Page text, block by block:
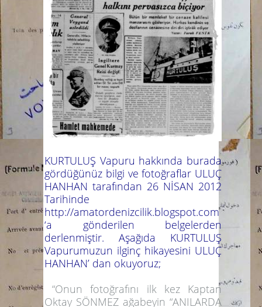
KURTULUŞ Vapuru hakkında burada
gördüğünüz bilgi ve fotoğraflar ULUÇ
HANHAN tarafından 26 NİSAN 2012
Tarihinde
http://amatordenizcilik.blogspot.com
‘a gönderilen belgelerden
derlenmiştir. Aşağıda KURTULUŞ
Vapurumuzun ilginç hikayesini ULUÇ
HANHAN’ dan okuyoruz;
“Onun fotoğrafını ilk kez Kaptan
Oktay SÖNMEZ ağabeyin “ANILARDA